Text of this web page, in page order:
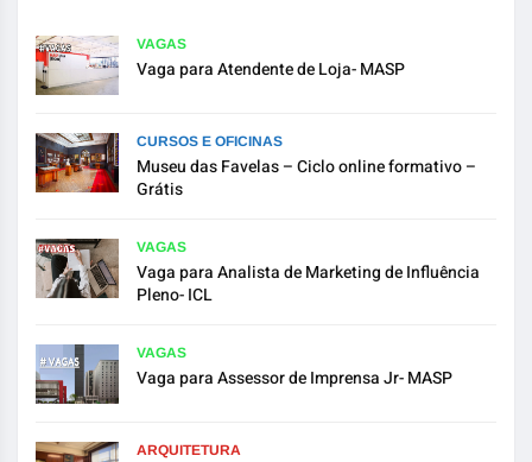
VAGAS
Vaga para Atendente de Loja- MASP
CURSOS E OFICINAS
Museu das Favelas – Ciclo online formativo –
Grátis
VAGAS
Vaga para Analista de Marketing de Influência
Pleno- ICL
VAGAS
Vaga para Assessor de Imprensa Jr- MASP
ARQUITETURA